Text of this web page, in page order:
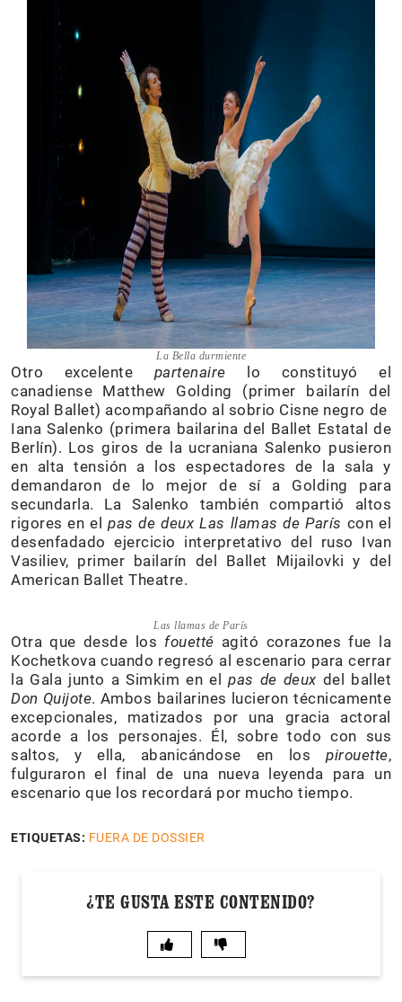
La Bella durmiente
Otro excelente partenaire lo constituyó el
canadiense Matthew Golding (primer bailarín del
Royal Ballet) acompañando al sobrio Cisne negro de
Iana Salenko (primera bailarina del Ballet Estatal de
Berlín). Los giros de la ucraniana Salenko pusieron
en alta tensión a los espectadores de la sala y
demandaron de lo mejor de sí a Golding para
secundarla. La Salenko también compartió altos
rigores en elpas de deux Las llamas de París con el
desenfadado ejercicio interpretativo del ruso Ivan
Vasiliev, primer bailarín del Ballet Mijailovki y del
American Ballet Theatre.
Las llamas de París
Otra que desde los fouetté agitó corazones fue la
Kochetkova cuando regresó al escenario para cerrar
la Gala junto a Simkim en el pas de deux del ballet
Don Quijote. Ambos bailarines lucieron técnicamente
excepcionales, matizados por una gracia actoral
acorde a los personajes. Él, sobre todo con sus
saltos, y ella, abanicándose en los pirouette,
fulguraron el final de una nueva leyenda para un
escenario que los recordará por mucho tiempo.
ETIQUETAS: FUERA DE DOSSIER
¿TE GUSTA ESTE CONTENIDO?